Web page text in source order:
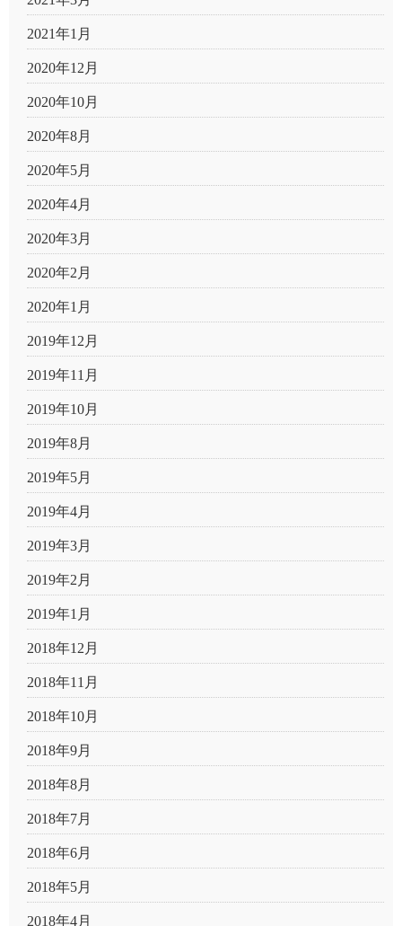
2021年1月
2020年12月
2020年10月
2020年8月
2020年5月
2020年4月
2020年3月
2020年2月
2020年1月
2019年12月
2019年11月
2019年10月
2019年8月
2019年5月
2019年4月
2019年3月
2019年2月
2019年1月
2018年12月
2018年11月
2018年10月
2018年9月
2018年8月
2018年7月
2018年6月
2018年5月
2018年4月